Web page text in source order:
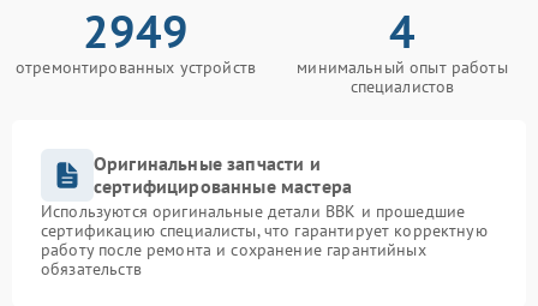
2949
отремонтированных устройств
4
минимальный опыт работы
специалистов
Оригинальные запчасти и
сертифицированные мастера
Используются оригинальные детали BBK и прошедшие
сертификацию специалисты, что гарантирует корректную
работу после ремонта и сохранение гарантийных
обязательств